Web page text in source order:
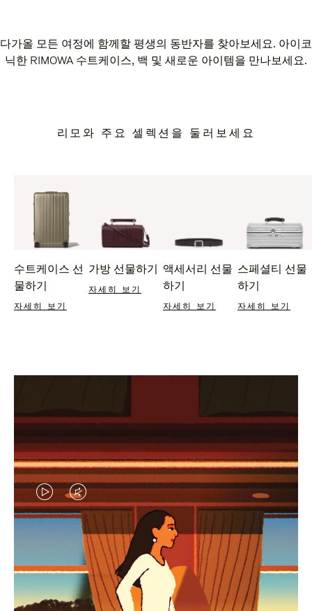
다가올 모든 여정에 함께할 평생의 동반자를 찾아보세요. 아이코
닉한 RIMOWA 수트케이스, 백 및 새로운 아이템을 만나보세요.
리모와 주요 셀렉션을 둘러보세요
수트케이스 선
물하기
자세히 보기
가방 선물하기
자세히 보기
액세서리 선물
하기
자세히 보기
스페셜티 선물
하기
자세히 보기
VIDEO
IS
PLAYED,
PLEASE
PRESS
VIDEO
IS
MUTED,
PLEASE
PRESS
엄선된 기프트 셀렉션
모든 여정의 완벽한 동반자 찾